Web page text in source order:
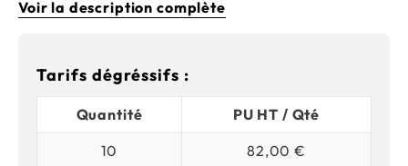
Voir la description complète
Tarifs dégréssifs :
Quantité
PU HT / Qté
10
82,00 €